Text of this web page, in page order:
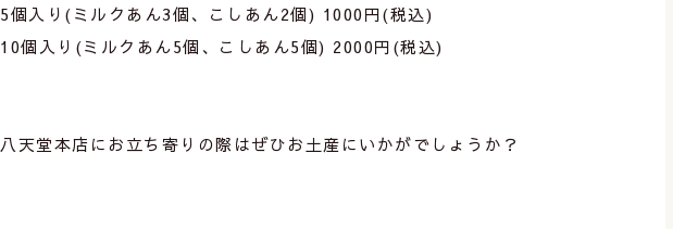
5個入り(ミルクあん3個、こしあん2個) 1000円(税込)
10個入り(ミルクあん5個、こしあん5個) 2000円(税込)
八天堂本店にお立ち寄りの際はぜひお土産にいかがでしょうか？